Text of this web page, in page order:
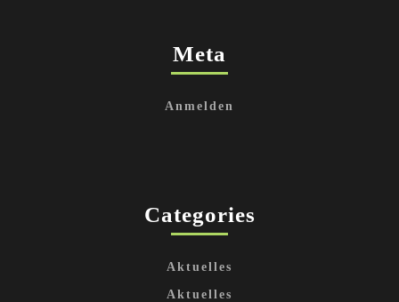
Meta
Anmelden
Categories
Aktuelles
Aktuelles